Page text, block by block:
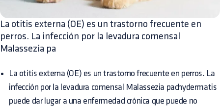
La otitis externa (OE) es un trastorno frecuente en
perros. La infección por la levadura comensal
Malassezia pa
La otitis externa (OE) es un trastorno frecuente en perros. La
infección por la levadura comensal Malassezia pachydermatis
puede dar lugar a una enfermedad crónica que puede no